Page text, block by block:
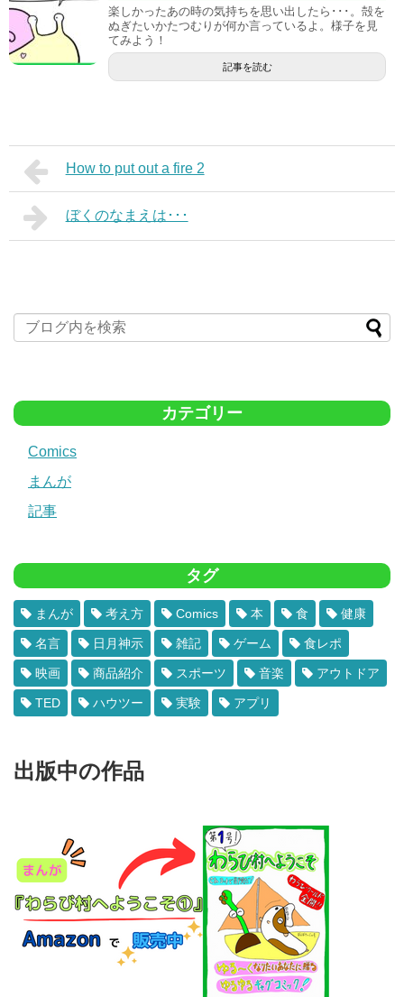
楽しかったあの時の気持ちを思い出したら･･･。殻を
ぬぎたいかたつむりが何か言っているよ。様子を見
てみよう！
記事を読む
How to put out a fire 2
ぼくのなまえは･･･
カテゴリー
Comics
まんが
記事
タグ
まんが 考え方 Comics 本 食 健康
名言 日月神示 雑記 ゲーム 食レポ
映画 商品紹介 スポーツ 音楽 アウトドア
TED ハウツー 実験 アプリ
出版中の作品